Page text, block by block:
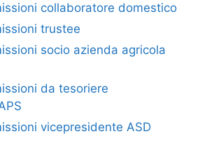
collaboratore domestico​​​
trustee​​​
socio azienda agricola
da tesoriere
vicepresidente ASD​​